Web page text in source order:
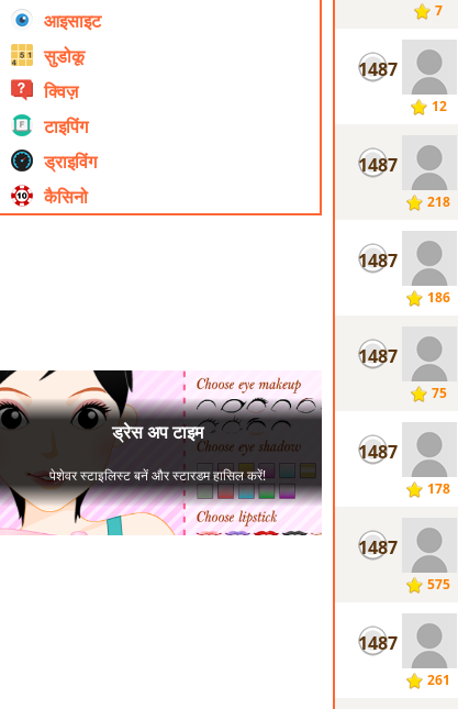
आइसाइट
सुडोकू
क्विज़
टाइपिंग
ड्राइविंग
कैसिनो
7
1487
12
1487
218
1487
186
1487
75
1487
178
1487
575
1487
261